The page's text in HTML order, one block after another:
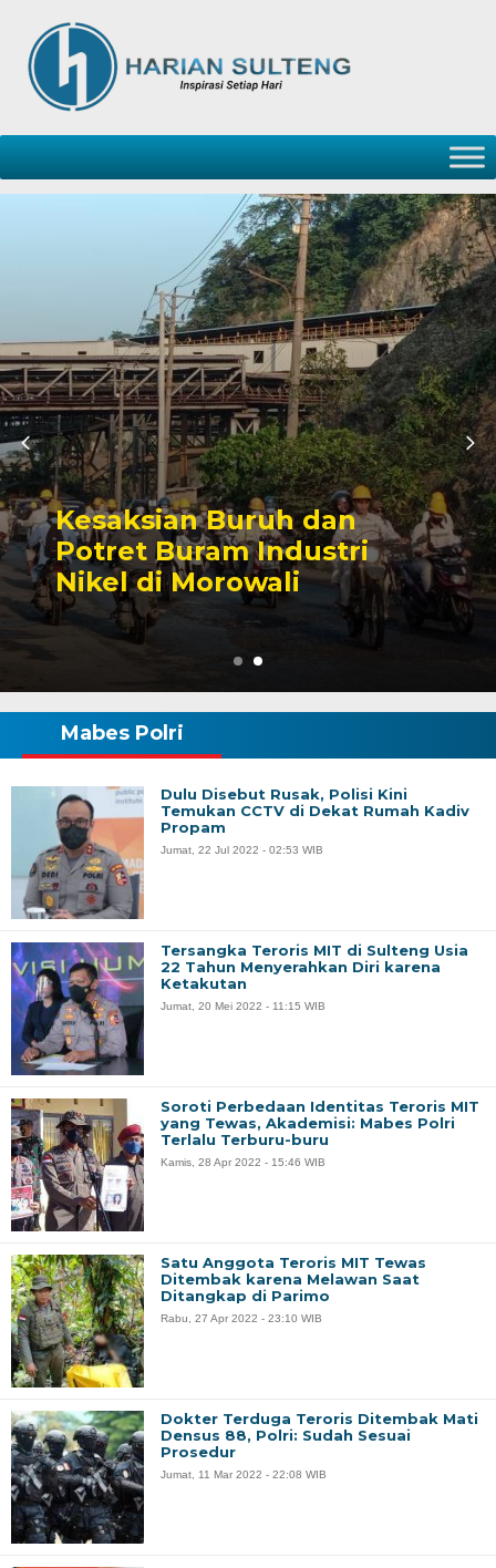
Sengketa Perizinan
Tambang yang Mengiringi
Karier Politik Anwar Hafid
Mabes Polri
Dulu Disebut Rusak, Polisi Kini
Temukan CCTV di Dekat Rumah Kadiv
Propam
Jumat, 22 Jul 2022 - 02:53 WIB
Tersangka Teroris MIT di Sulteng Usia
22 Tahun Menyerahkan Diri karena
Ketakutan
Jumat, 20 Mei 2022 - 11:15 WIB
Soroti Perbedaan Identitas Teroris MIT
yang Tewas, Akademisi: Mabes Polri
Terlalu Terburu-buru
Kamis, 28 Apr 2022 - 15:46 WIB
Satu Anggota Teroris MIT Tewas
Ditembak karena Melawan Saat
Ditangkap di Parimo
Rabu, 27 Apr 2022 - 23:10 WIB
Dokter Terduga Teroris Ditembak Mati
Densus 88, Polri: Sudah Sesuai
Prosedur
Jumat, 11 Mar 2022 - 22:08 WIB